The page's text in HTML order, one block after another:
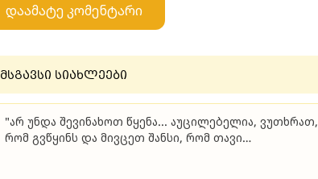
დაამატე კომენტარი
მსგავსი სიახლეები
"არ უნდა შევინახოთ წყენა... აუცილებელია, ვუთხრათ,
რომ გვწყინს და მივცეთ შანსი, რომ თავი